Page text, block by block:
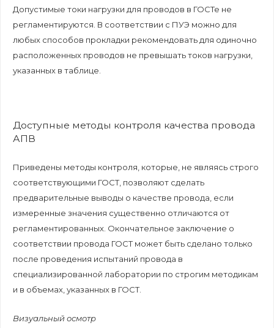
Допустимые токи нагрузки для проводов в ГОСТе не
регламентируются. В соответствии с ПУЭ можно для
любых способов прокладки рекомендовать для одиночно
расположенных проводов не превышать токов нагрузки,
указанных в таблице.
Доступные методы контроля качества провода
АПВ
Приведены методы контроля, которые, не являясь строго
соответствующими ГОСТ, позволяют сделать
предварительные выводы о качестве провода, если
измеренные значения существенно отличаются от
регламентированных. Окончательное заключение о
соответствии провода ГОСТ может быть сделано только
после проведения испытаний провода в
специализированной лаборатории по строгим методикам
и в объемах, указанных в ГОСТ.
Визуальный осмотр